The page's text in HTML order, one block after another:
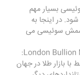
بسیار مهم
در اینجا به
شمش سوئیسی می
استاندارد (LBMA): London Bullion Market Association:
با بازار طلا در جهان